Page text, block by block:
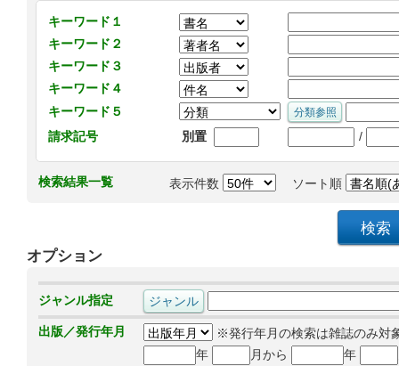
キーワード１
キーワード２
キーワード３
キーワード４
キーワード５
請求記号
別置 /
検索結果一覧 表示件数 ソート順
オプション
ジャンル指定
出版／発行年月
※発行年月の検索は雑誌のみ対
年
月から 年